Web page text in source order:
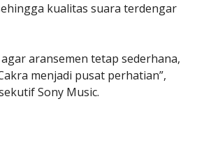
kualitas suara terdengar
aransemen tetap sederhana,
menjadi pusat perhatian”,
Sony Music.